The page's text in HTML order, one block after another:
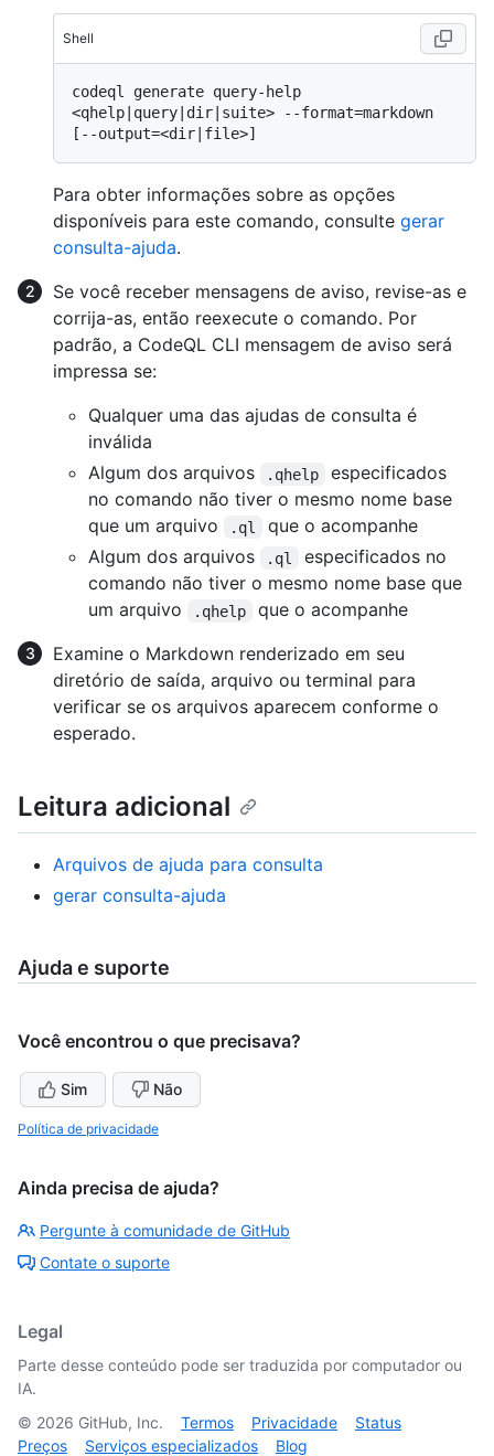
Shell
codeql generate query-help
<qhelp|query|dir|suite> --format=markdown
Para obter informações sobre as opções
disponíveis para este comando, consulte gerar
consulta-ajuda.
Se você receber mensagens de aviso, revise-as e
corrija-as, então reexecute o comando. Por
padrão, a CodeQL CLI mensagem de aviso será
impressa se:
Qualquer uma das ajudas de consulta é
inválida
Algum dos arquivos
.qhelp
especificados
no comando não tiver o mesmo nome base
que um arquivo
.ql
que o acompanhe
Algum dos arquivos
.ql
especificados no
comando não tiver o mesmo nome base que
um arquivo
.qhelp
que o acompanhe
Examine o Markdown renderizado em seu
diretório de saída, arquivo ou terminal para
verificar se os arquivos aparecem conforme o
esperado.
Leitura adicional
Arquivos de ajuda para consulta
gerar consulta-ajuda
Ajuda e suporte
Você encontrou o que precisava?
Sim Não
Política de privacidade
Ainda precisa de ajuda?
Pergunte à comunidade de GitHub
Contate o suporte
Legal
Parte desse conteúdo pode ser traduzida por computador ou
IA.
© 2026 GitHub, Inc. Termos Privacidade
Status
Preços
Serviços especializados Blog